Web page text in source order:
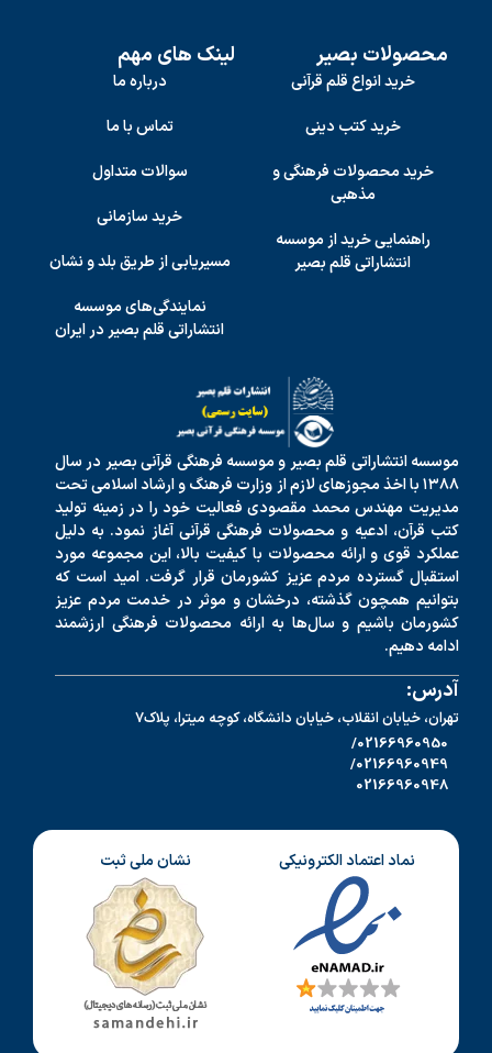
محصولات بصیر
خرید انواع قلم قرآنی
خرید کتب دینی
خرید محصولات فرهنگی و
مذهبی
راهنمایی خرید از موسسه
انتشاراتی قلم بصیر
لینک های مهم
درباره ما
تماس با ما
سوالات متداول
خرید سازمانی
مسیریابی از طریق بلد و نشان
نمایندگی‌های موسسه
انتشاراتی قلم بصیر در ایران
موسسه انتشاراتی قلم بصیر و موسسه فرهنگی قرآنی بصیر در سال
۱۳۸۸ با اخذ مجوزهای لازم از وزارت فرهنگ و ارشاد اسلامی تحت
مدیریت مهندس محمد مقصودی فعالیت خود را در زمینه تولید
کتب قرآن، ادعیه و محصولات فرهنگی قرآنی آغاز نمود. به دلیل
عملکرد قوی و ارائه محصولات با کیفیت بالا، این مجموعه مورد
استقبال گسترده مردم عزیز کشورمان قرار گرفت. امید است که
بتوانیم همچون گذشته، درخشان و موثر در خدمت مردم عزیز
کشورمان باشیم و سال‌ها به ارائه محصولات فرهنگی ارزشمند
ادامه دهیم.
آدرس:
تهران، خیابان انقلاب، خیابان دانشگاه، کوچه میترا، پلاک7
02166960950/
02166960949/
02166960948
نماد اعتماد الکترونیکی نشان ملی ثبت